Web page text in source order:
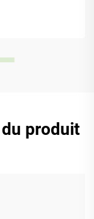
des modèles
produit